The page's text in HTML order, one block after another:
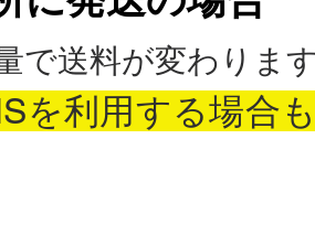
を利用する場合
で送料が変わります